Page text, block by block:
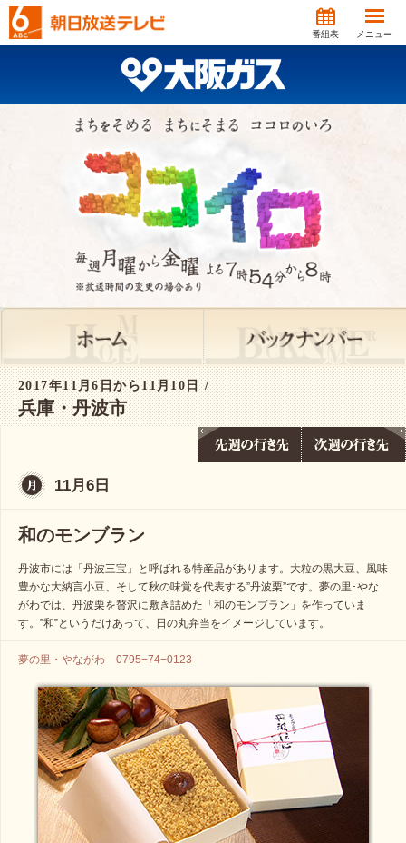
番組表 メニュー
2017年11月6日から11月10日 /
兵庫・丹波市
11月6日
和のモンブラン
丹波市には「丹波三宝」と呼ばれる特産品があります。大粒の黒大豆、風味
豊かな大納言小豆、そして秋の味覚を代表する”丹波栗”です。夢の里･やな
がわでは、丹波栗を贅沢に敷き詰めた「和のモンブラン」を作っていま
す。”和”というだけあって、日の丸弁当をイメージしています。
夢の里・やながわ 0795−74−0123